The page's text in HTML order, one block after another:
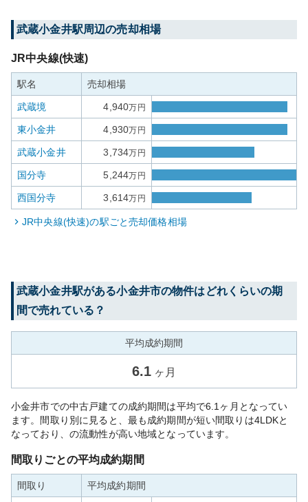
武蔵小金井駅周辺の売却相場
JR中央線(快速)
駅名 売却相場
武蔵境 4,940万円
東小金井 4,930万円
武蔵小金井 3,734万円
国分寺 5,244万円
西国分寺 3,614万円
JR中央線(快速)の駅ごと売却価格相場
武蔵小金井駅がある小金井市の物件はどれくらいの期
間で売れている？
平均成約期間
6.1 ヶ月
小金井市での中古戸建ての成約期間は平均で6.1ヶ月となってい
ます。間取り別に見ると、最も成約期間が短い間取りは4LDKと
なっており、の流動性が高い地域となっています。
間取りごとの平均成約期間
間取り 平均成約期間